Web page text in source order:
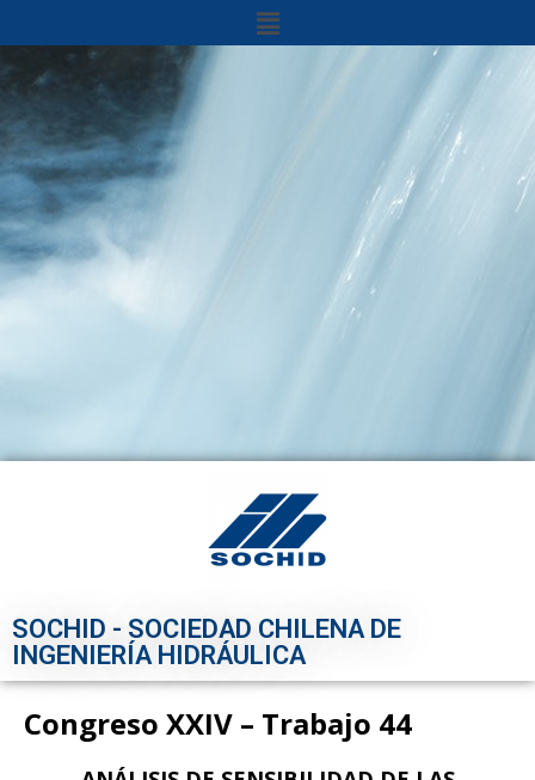
SOCHID - SOCIEDAD CHILENA DE
INGENIERÍA HIDRÁULICA
Congreso XXIV – Trabajo 44